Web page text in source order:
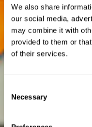
We also share
our social media,
may combine it with
provided to them or
of their services.
Selection
Necessary